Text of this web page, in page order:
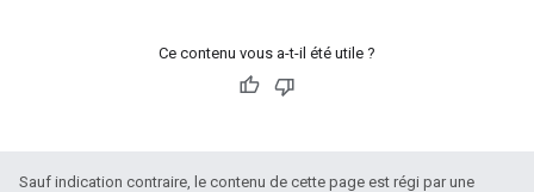
Ce contenu vous a-t-il été utile ?
Sauf indication contraire, le contenu de cette page est régi par une